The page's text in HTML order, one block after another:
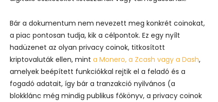
Bár a dokumentum nem nevezett meg konkrét coinokat,
a piac pontosan tudja, kik a célpontok. Ez egy nyílt
hadüzenet az olyan privacy coinok, titkosított
kriptovaluták ellen, mint a Monero, a Zcash vagy a Dash,
amelyek beépített funkciókkal rejtik el a feladó és a
fogadó adatait, így bár a tranzakció nyilvános (a
blokklánc még mindig publikus főkönyv, a privacy coinok